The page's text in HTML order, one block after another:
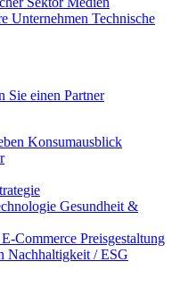
Unternehmen Technische
Sie einen Partner
Konsumausblick
Gesundheit &
Preisgestaltung
Nachhaltigkeit / ESG